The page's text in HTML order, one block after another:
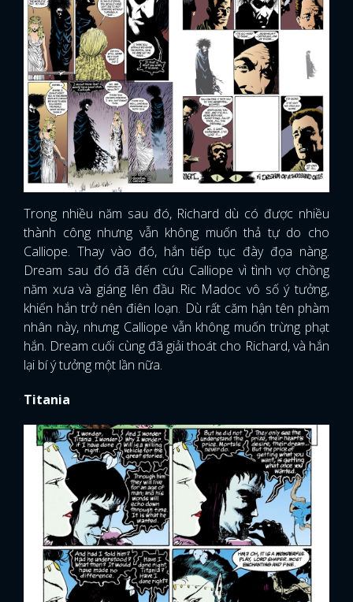
Trong nhiều năm sau đó, Richard dù có được nhiều
thành công nhưng vẫn không muốn thả tự do cho
Calliope. Thay vào đó, hắn tiếp tục đày đọa nàng.
Dream sau đó đã đến cứu Calliope vì tình vợ chồng
năm xưa và giáng lên đầu Ric Madoc vô số ý tưởng,
khiến hắn trở nên điên loạn. Dù rất căm hận tên phàm
nhân này, nhưng Calliope vẫn không muốn trừng phạt
hắn. Dream cuối cùng đã giải thoát cho Richard, và hắn
lại bí ý tưởng một lần nữa.
Titania